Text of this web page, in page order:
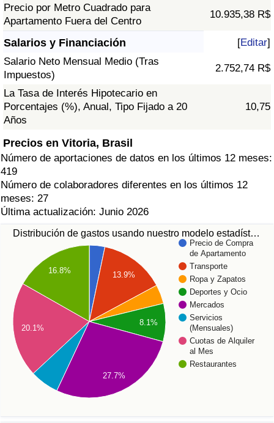
Precio por Metro Cuadrado para
Apartamento Fuera del Centro
10.935,38 R$
Salarios y Financiación [Editar]
Salario Neto Mensual Medio (Tras
Impuestos)
2.752,74 R$
La Tasa de Interés Hipotecario en
Porcentajes (%), Anual, Tipo Fijado a 20
Años
10,75
Precios en Vitoria, Brasil
Número de aportaciones de datos en los últimos 12 meses:
419
Número de colaboradores diferentes en los últimos 12
meses: 27
Última actualización: Junio 2026
Distribución de gastos usando nuestro modelo estadíst…
Precio de Compra
de Apartamento
Transporte
Ropa y Zapatos
Deportes y Ocio
Mercados
Servicios
(Mensuales)
Cuotas de Alquiler
al Mes
Restaurantes
13.9%
8.1%
16.8%
20.1%
27.7%